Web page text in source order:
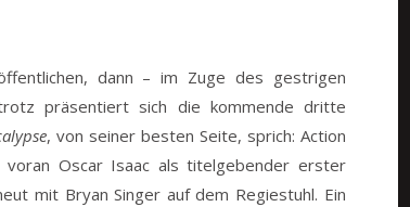
dann – im Zuge des gestrigen
präsentiert sich die kommende dritte
, von seiner besten Seite, sprich: Action
voran Oscar Isaac als titelgebender erster
mit Bryan Singer auf dem Regiestuhl. Ein